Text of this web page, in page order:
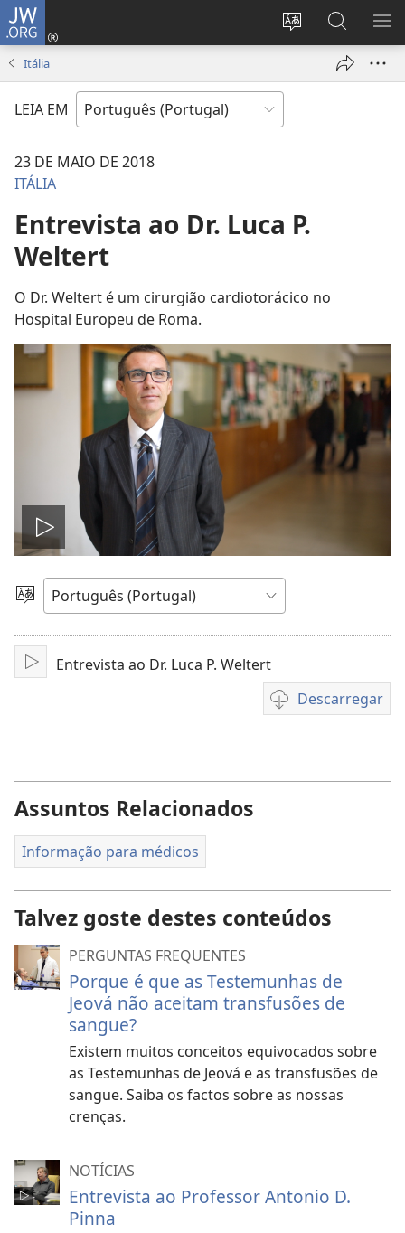
JW.ORG
Alterar
Entrar
(abre
janela)
Pesquisar
no
Site
Itália
LEIA EM
23 DE MAIO DE 2018
ITÁLIA
Entrevista ao Dr. Luca P.
Weltert
O Dr. Weltert é um cirurgião cardiotorácico no
Hospital Europeu de Roma.
Reproduzir
vídeo
Selecionar
língua
Reproduzir
Entrevista ao Dr. Luca P. Weltert
Descarregar
Opções
de
Assuntos Relacionados
Informação para médicos
Talvez goste destes conteúdos
PERGUNTAS FREQUENTES
Porque é que as Testemunhas de
Jeová não aceitam transfusões de
sangue?
Existem muitos conceitos equivocados sobre
as Testemunhas de Jeová e as transfusões de
sangue. Saiba os factos sobre as nossas
crenças.
NOTÍCIAS
Entrevista ao Professor Antonio D.
Pinna